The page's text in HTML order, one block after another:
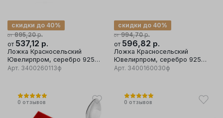
от 895,20р.
скидки до 40%
от 537,12 р.
Ложка Красносельский
Ювелирпром, серебро 925
проба
Арт. 3400260113ф
от 994,70р.
скидки до 40%
от 596,82 р.
Ложка Красносельский
Ювелирпром, серебро 925
проба
Арт. 3400160030ф
0 отзывов 0 отзывов